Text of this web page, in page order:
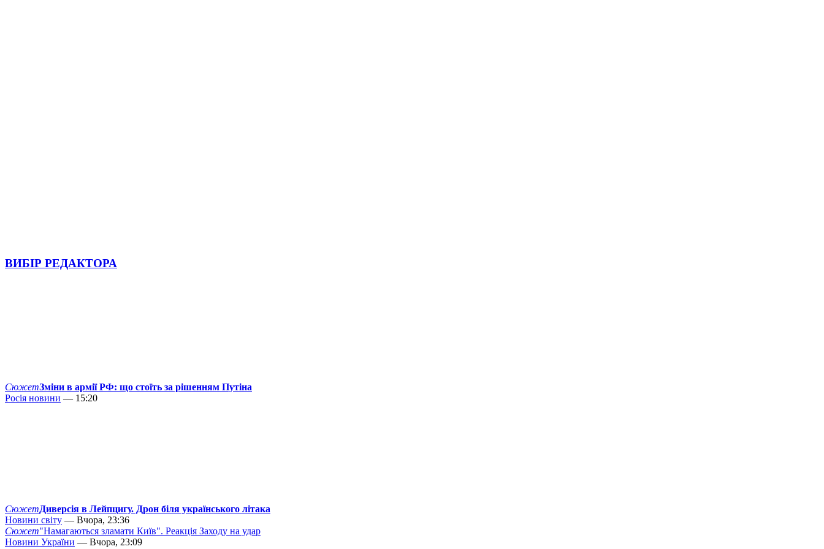
ВИБІР РЕДАКТОРА
СюжетЗміни в армії РФ: що стоїть за рішенням Путіна
Росія новини — 15:20
СюжетДиверсія в Лейпцигу. Дрон біля українського літака
Новини світу — Вчора, 23:36
Сюжет"Намагаються зламати Київ". Реакція Заходу на удар
Новини України — Вчора, 23:09